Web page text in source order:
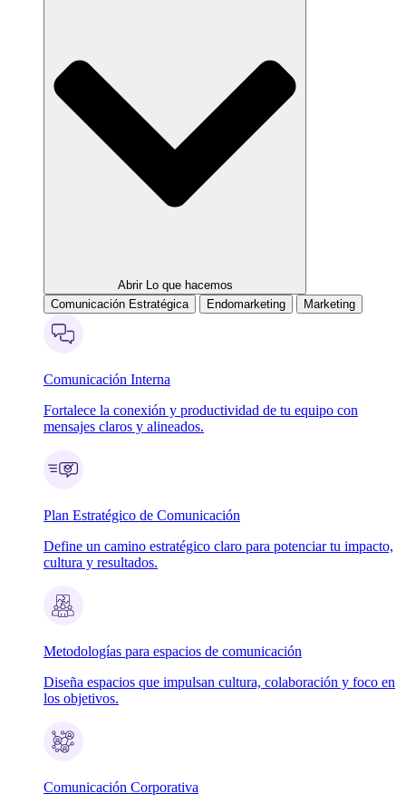
Abrir Lo que hacemos
Comunicación Estratégica
Endomarketing Marketing
Comunicación Interna
Fortalece la conexión y productividad de tu equipo con
mensajes claros y alineados.
Plan Estratégico de Comunicación
Define un camino estratégico claro para potenciar tu impacto,
cultura y resultados.
Metodologías para espacios de comunicación
Diseña espacios que impulsan cultura, colaboración y foco en
los objetivos.
Comunicación Corporativa